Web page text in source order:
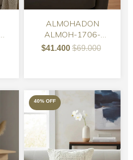
ALMOHADON
ALMOH-1706-
ALMOHADON
$41.400$69.000
40% OFF